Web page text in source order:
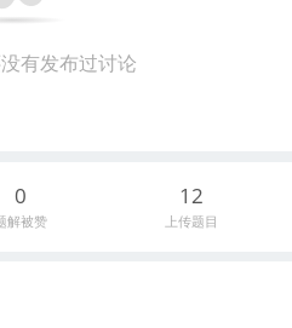
有发布过讨论
0
解被赞
12
上传题目